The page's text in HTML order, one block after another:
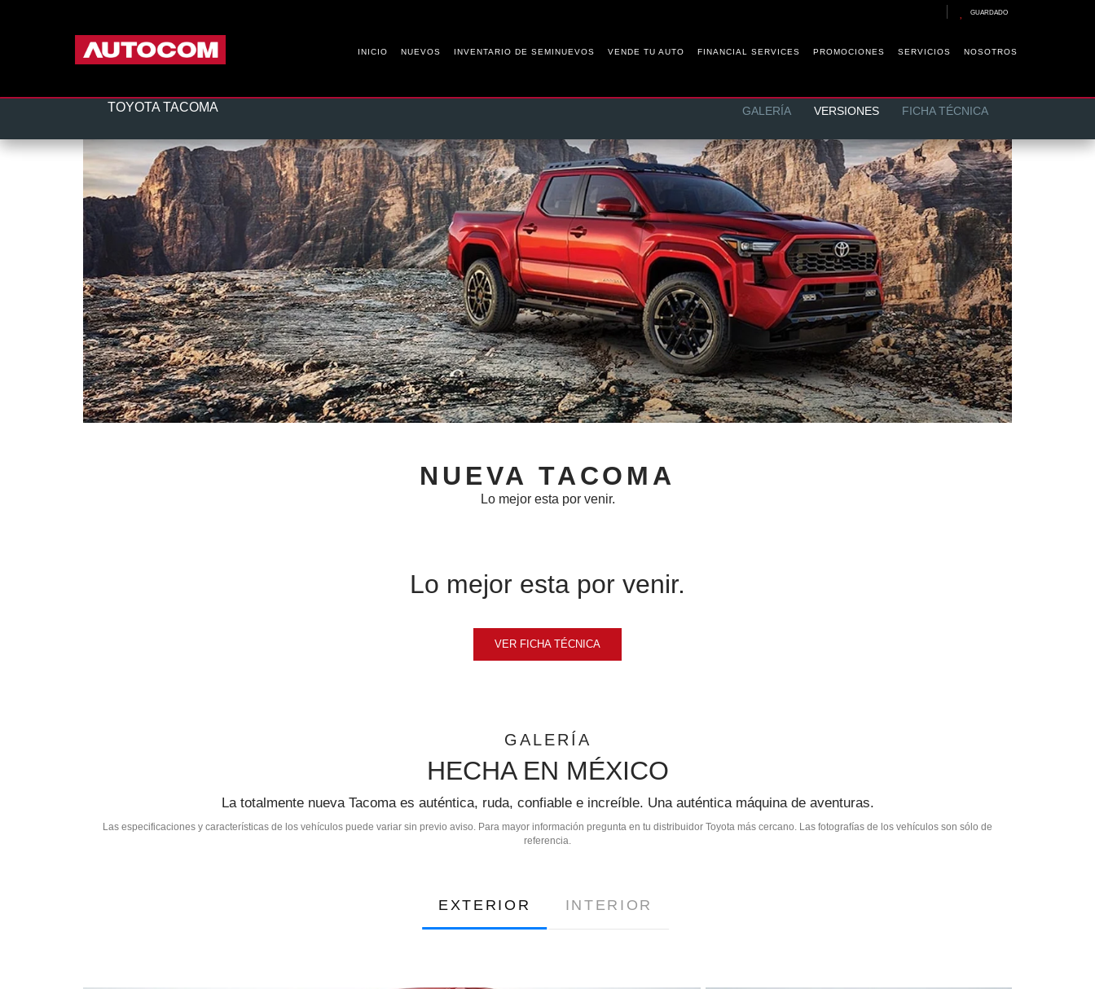
GUARDADO
INICIO NUEVOS INVENTARIO DE SEMINUEVOS VENDE TU AUTO FINANCIAL SERVICES PROMOCIONES SERVICIOS NOSOTROS
TOYOTA TACOMA GALERÍA VERSIONES FICHA TÉCNICA
NUEVA TACOMA
Lo mejor esta por venir.
Lo mejor esta por venir.
VER FICHA TÉCNICA
GALERÍA
HECHA EN MÉXICO
La totalmente nueva Tacoma es auténtica, ruda, confiable e increíble. Una auténtica máquina de aventuras.
Las especificaciones y características de los vehículos puede variar sin previo aviso. Para mayor información pregunta en tu distribuidor Toyota más cercano. Las fotografías de los vehículos son sólo de
referencia.
EXTERIOR INTERIOR